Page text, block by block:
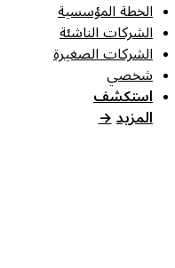
الخطة المؤسسية
الشركات الناشئة
الشركات الصغيرة
شخصي
استكشف
المزيد →